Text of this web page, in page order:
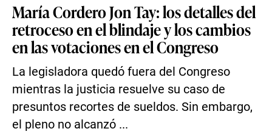
María Cordero Jon Tay: los detalles del
retroceso en el blindaje y los cambios
en las votaciones en el Congreso
La legisladora quedó fuera del Congreso
mientras la justicia resuelve su caso de
presuntos recortes de sueldos. Sin embargo,
el pleno no alcanzó ...